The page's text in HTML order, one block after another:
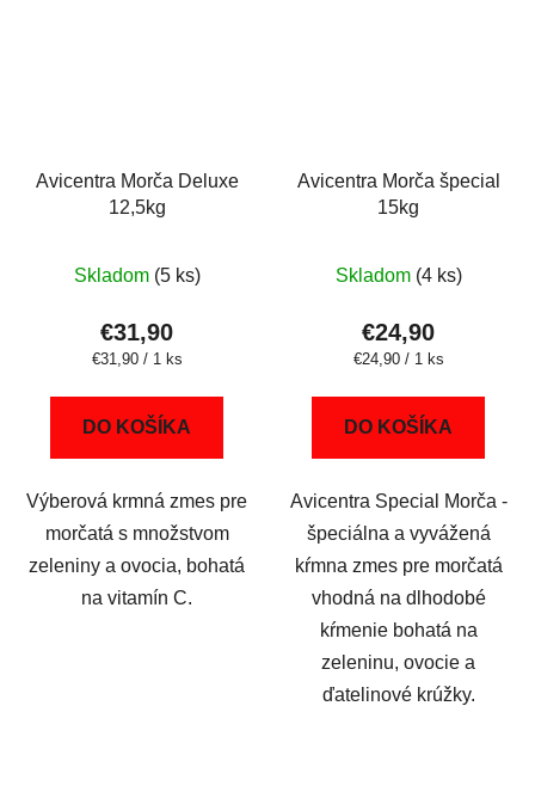
Avicentra Morča Deluxe
12,5kg
Skladom (5 ks)
€31,90
Jednotková
€31,90 / 1 ks
DO KOŠÍKA
Výberová krmná zmes pre
morčatá s množstvom
zeleniny a ovocia, bohatá
na vitamín C.
Avicentra Morča špecial
15kg
Skladom (4 ks)
€24,90
Jednotková
€24,90 / 1 ks
DO KOŠÍKA
Avicentra Special Morča -
špeciálna a vyvážená
kŕmna zmes pre morčatá
vhodná na dlhodobé
kŕmenie bohatá na
zeleninu, ovocie a
ďatelinové krúžky.